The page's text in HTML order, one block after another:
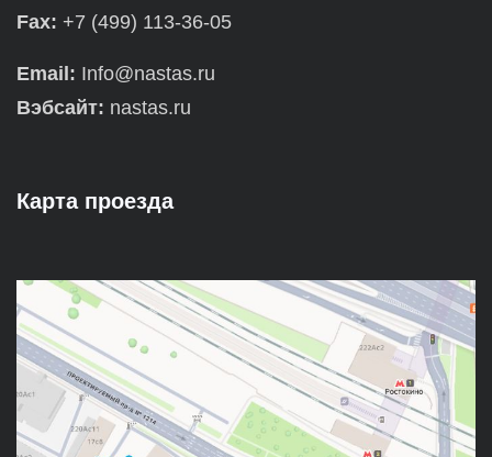
Fax: +7 (499) 113-36-05
Email: Info@nastas.ru
Вэбсайт: nastas.ru
Карта проезда